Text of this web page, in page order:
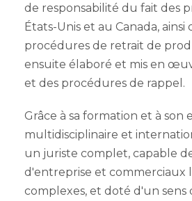
de responsabilité du fait des
États-Unis et au Canada, ainsi
procédures de retrait de
ensuite élaboré et mis en
et des procédures de rappel.
Grâce à sa formation et à son
multidisciplinaire et
un juriste complet, capable
d'entreprise et commerciaux
complexes, et doté d'un